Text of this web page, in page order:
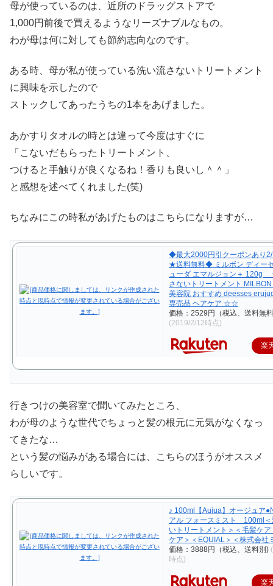
母が使っているのは、近所のドラッグストアで
1,000円前後で買えるようなリーズナブルなもの。
わが母は何に対しても節約志向なのです。
ある時、母が私が使っている洗い流さないトリートメント
に興味を示したので
ストックしてあったうちの1本をあげました。
あかすりタオルの時とは違って今度はすぐに
「こないだもらったトリートメント、
つけると手触りが良くなるね！香りも良いし＾＾」
と感想を述べてくれました(笑)
ちなみにこの時私があげたものはこちらになりますが…
◆最大2000円引クーポンあり
★送料無料◆ ミルボン ディー
ューダ エマルジョン＋ 120g
さないトリートメント
美容院 おすすめ deesses
専売品 ヘアケア ☆☆
価格：2529円（税込、送料無
(2019/2/12時点)
楽
行きつけの美容室で聞いてみたところ、
わが母のような世代でちょっと髪の根元に元気がなくなっ
てきたな…
という髪の悩みがある場合には、こちらのほうがオススメ
らしいです。
♪ 100ml【Aujua】オージュア
アル フォースミスト 100ml＜
いトリートメント＞＜毛髪ケ
ケア＞＜EQUIAL＞＜株式会社
価格：3888円（税込、送料別)
時点)
楽